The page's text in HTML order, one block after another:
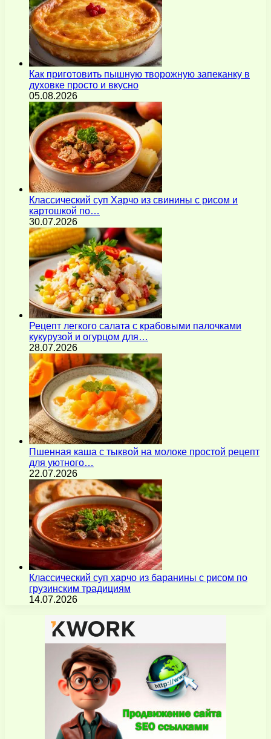
Как приготовить пышную творожную запеканку в
духовке просто и вкусно
05.08.2026
Классический суп Харчо из свинины с рисом и
картошкой по…
30.07.2026
Рецепт легкого салата с крабовыми палочками
кукурузой и огурцом для…
28.07.2026
Пшенная каша с тыквой на молоке простой рецепт
для уютного…
22.07.2026
Классический суп харчо из баранины с рисом по
грузинским традициям
14.07.2026